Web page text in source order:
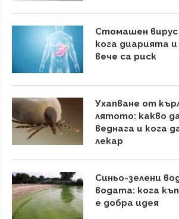
Стомашен
кога диарията
вече са риск
Ухапване от
лятото: какво
веднага и кога
лекар
Синьо-зелени
водата: кога
е добра идея